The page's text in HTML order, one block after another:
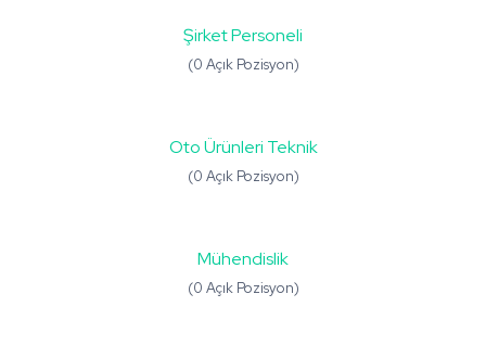
Şirket Personeli
(0 Açık Pozisyon)
Oto Ürünleri Teknik
(0 Açık Pozisyon)
Mühendislik
(0 Açık Pozisyon)